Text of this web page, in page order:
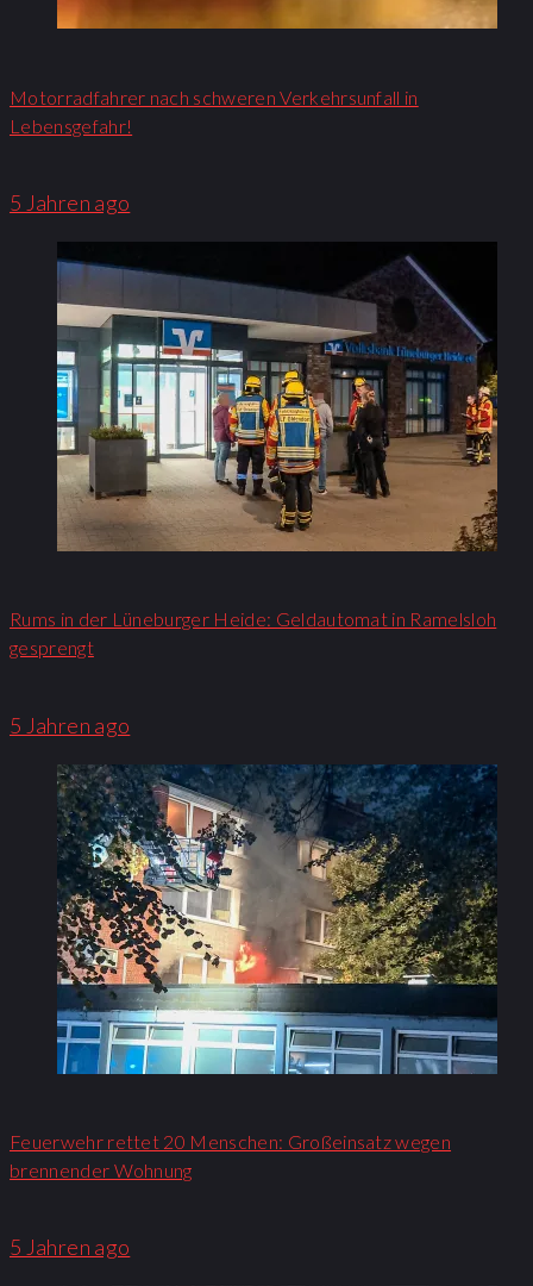
Motorradfahrer nach schweren Verkehrsunfall in
Lebensgefahr!
5 Jahren ago
Rums in der Lüneburger Heide: Geldautomat in Ramelsloh
gesprengt
5 Jahren ago
Feuerwehr rettet 20 Menschen: Großeinsatz wegen
brennender Wohnung​
5 Jahren ago